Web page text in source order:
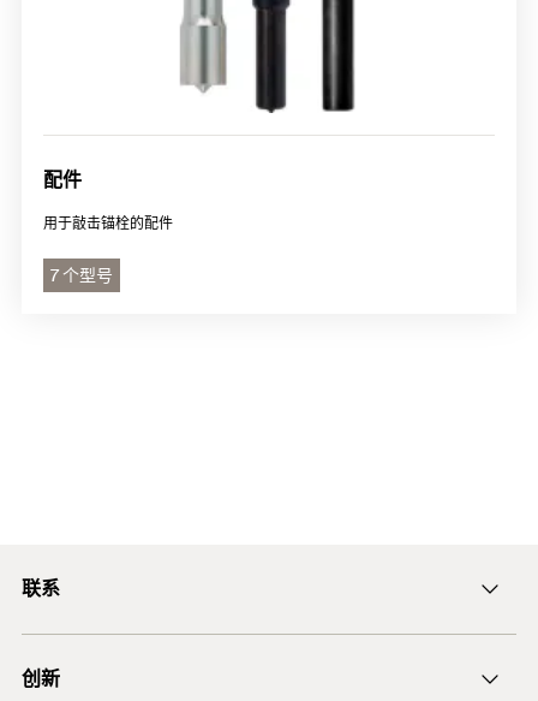
配件
用于敲击锚栓的配件
7 个型号
联系
400-820-3920
创新